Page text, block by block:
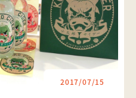
2017/07/15